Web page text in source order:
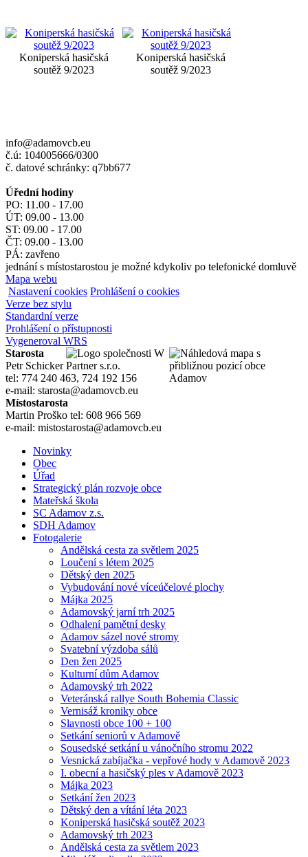
Koniperská hasičská
soutěž 9/2023
Koniperská hasičská
soutěž 9/2023
info@adamovcb.eu
č.ú: 104005666/0300
č. datové schránky: q7bb677
Úřední hodiny
PO: 11.00 - 17.00
ÚT: 09.00 - 13.00
ST: 09.00 - 17.00
ČT: 09.00 - 13.00
PÁ: zavřeno
jednání s místostarostou je možné kdykoliv po telefonické domluvě
Mapa webu
Nastavení cookies Prohlášení o cookies
Verze bez stylu
Standardní verze
Prohlášení o přístupnosti
Vygeneroval WRS
Starosta
Petr Schicker
tel: 774 240 463, 724 192 156
e-mail: starosta@adamovcb.eu
Místostarosta
Martin Proško tel: 608 966 569
e-mail: mistostarosta@adamovcb.eu
Novinky
Obec
Úřad
Strategický plán rozvoje obce
Mateřská škola
SC Adamov z.s.
SDH Adamov
Fotogalerie
Andělská cesta za světlem 2025
Loučení s létem 2025
Dětský den 2025
Vybudování nové víceúčelové plochy
Májka 2025
Adamovský jarní trh 2025
Odhalení pamětní desky
Adamov sázel nové stromy
Svatební výzdoba sálů
Den žen 2025
Kulturní dům Adamov
Adamovský trh 2022
Veteránská rallye South Bohemia Classic
Vernisáž kroniky obce
Slavnosti obce 100 + 100
Setkání seniorů v Adamově
Sousedské setkání u vánočního stromu 2022
Vesnická zabíjačka - vepřové hody v Adamově 2023
I. obecní a hasičský ples v Adamově 2023
Májka 2023
Setkání žen 2023
Dětský den a vítání léta 2023
Koniperská hasičská soutěž 2023
Adamovský trh 2023
Andělská cesta za světlem 2023